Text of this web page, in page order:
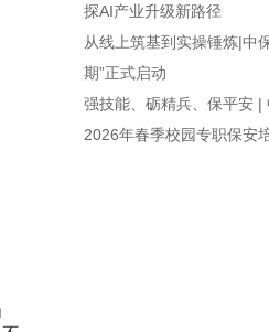
探AI产业升级新路径
从线上筑基到实操锤炼|中
期”正式启动
强技能、砺精兵、保平安 |
2026年春季校园专职保安